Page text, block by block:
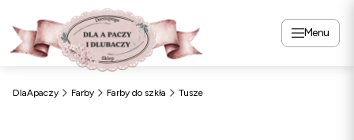
Menu
DlaApaczy Farby Farby do szkła Tusze